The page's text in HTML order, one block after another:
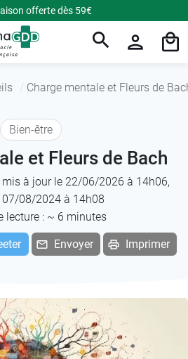
offerte dès 59€
Charge mentale et Fleurs de
Bien-être
et Fleurs de Bach
mis à jour le 22/06/2026 à 14h06,
07/08/2024 à 14h08
lecture : ~ 6 minutes
Envoyer Imprimer